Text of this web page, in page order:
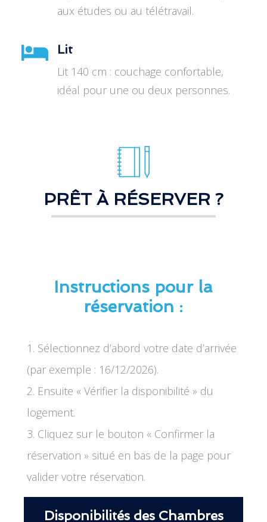
aux études ou au télétravail.
Lit
Lit 140 cm : couchage confortable,
idéal pour une ou deux personnes.
PRÊT À RÉSERVER ?
Instructions pour la
réservation :
1. Sélectionnez d’abord votre date d’arrivée
(par exemple : 16/12/2026).
2. Ensuite « Vérifier la disponibilité » du
logement.
3. Cliquez sur le bouton « Confirmer la
réservation » situé en bas de la page pour
valider votre réservation.
Disponibilités des Chambres